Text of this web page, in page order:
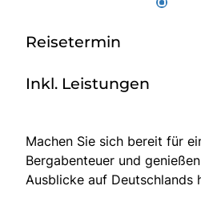
Österreich
Reisetermin
Inkl. Leistungen
Machen Sie sich bereit für
Bergabenteuer und
Ausblicke auf Deutschlands